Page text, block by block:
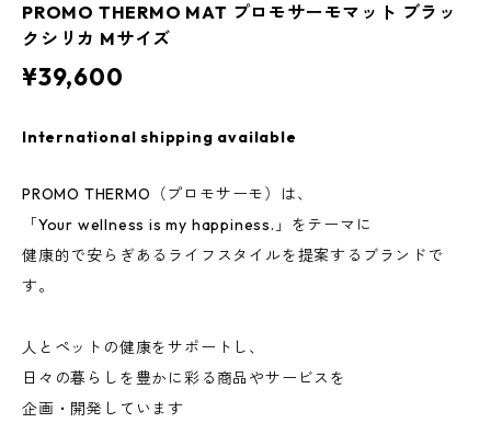
PROMO THERMO MAT プロモサーモマット ブラッ
クシリカ Mサイズ
¥39,600
International shipping available
PROMO THERMO（プロモサーモ）は、
「Your wellness is my happiness.」をテーマに
健康的で安らぎあるライフスタイルを提案するブランドで
す。
人とペットの健康をサポートし、
日々の暮らしを豊かに彩る商品やサービスを
企画・開発しています